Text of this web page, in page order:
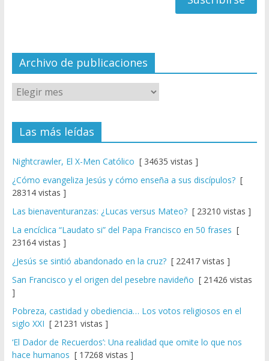
el
Archivo de publicaciones
Las más leídas
Nightcrawler, El X-Men Católico [ 34635 vistas ]
¿Cómo evangeliza Jesús y cómo enseña a sus discípulos?[
28314 vistas ]
Las bienaventuranzas: ¿Lucas versus Mateo?[ 23210 vistas ]
La encíclica “Laudato si” del Papa Francisco en 50 frases [
23164 vistas ]
¿Jesús se sintió abandonado en la cruz?[ 22417 vistas ]
San Francisco y el origen del pesebre navideño [ 21426 vistas
]
Pobreza, castidad y obediencia… Los votos religiosos en el
siglo XXI [ 21231 vistas ]
‘El Dador de Recuerdos’: Una realidad que omite lo que nos
hace humanos [ 17268 vistas ]